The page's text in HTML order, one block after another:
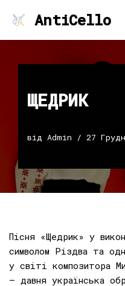
вмісту
AntiCello
ЩЕДРИК
від Admin 27
Пісня «Щедрик» у
символом Різдва та
у світі композитора
— давня українська